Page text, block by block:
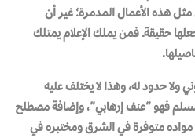
هذه الأعمال المدمرة؛ غير أن
حقيقة. فمن يملك الإعلام يمتلك
ولا حدود له، وهذا لا يختلف عليه
فهو “عنف إرهابي”، وإضافة مصطلح
مواده متوفرة في الشرق ومختبره في